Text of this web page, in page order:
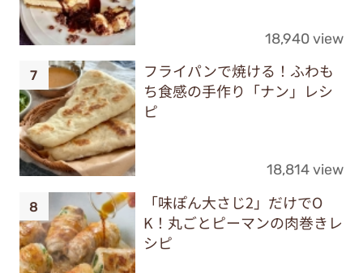
18,940 view
フライパンで焼ける！ふわも
ち食感の手作り「ナン」レシ
ピ
18,814 view
「味ぽん大さじ2」だけでO
K！丸ごとピーマンの肉巻きレ
シピ